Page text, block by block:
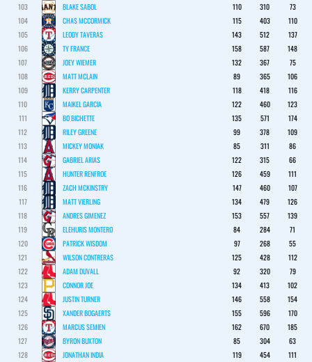
103
BLAKE SABOL 110 310
73
104
CHAS MCCORMICK 115 403
110
105
LEODY TAVERAS 143 512
137
106
TY FRANCE 158 587
148
107
JOEY WIEMER 132 367
75
108
MATT MCLAIN 89 365
106
109
KERRY CARPENTER 118 418
116
110
MAIKEL GARCIA 122 460
123
111
BO BICHETTE 135 571
174
112
RILEY GREENE 99 378
109
113
MICKEY MONIAK 85 311
86
114
GABRIEL ARIAS 122 315
66
115
HUNTER RENFROE 126 459
111
116
ZACH MCKINSTRY 147 460
107
117
MATT VIERLING 134 479
126
118
ANDRES GIMENEZ 153 557
139
119
ELEHURIS MONTERO 84 284
71
120
PATRICK WISDOM 97 268
55
121
WILSON CONTRERAS 125 428
112
122
ADAM DUVALL 92 320
79
123
CONNOR JOE 134 413
102
124
JUSTIN TURNER 146 558
154
125
XANDER BOGAERTS 155 596
170
126
MARCUS SEMIEN 162 670
185
127
BYRON BUXTON 85 304
63
128
JONATHAN INDIA 119 454
111